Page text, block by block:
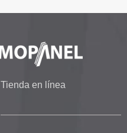
Tienda en línea